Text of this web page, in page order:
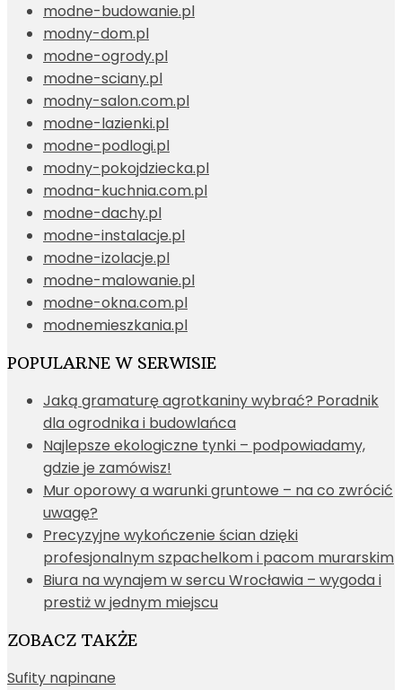
modne-budowanie.pl
modny-dom.pl
modne-ogrody.pl
modne-sciany.pl
modny-salon.com.pl
modne-lazienki.pl
modne-podlogi.pl
modny-pokojdziecka.pl
modna-kuchnia.com.pl
modne-dachy.pl
modne-instalacje.pl
modne-izolacje.pl
modne-malowanie.pl
modne-okna.com.pl
modnemieszkania.pl
POPULARNE W SERWISIE
Jaką gramaturę agrotkaniny wybrać? Poradnik
dla ogrodnika i budowlańca
Najlepsze ekologiczne tynki – podpowiadamy,
gdzie je zamówisz!
Mur oporowy a warunki gruntowe – na co zwrócić
uwagę?
Precyzyjne wykończenie ścian dzięki
profesjonalnym szpachelkom i pacom murarskim
Biura na wynajem w sercu Wrocławia – wygoda i
prestiż w jednym miejscu
ZOBACZ TAKŻE
Sufity napinane